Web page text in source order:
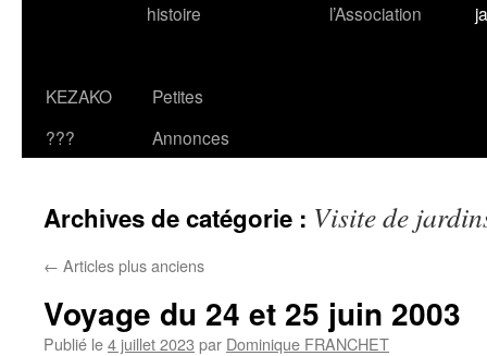
histoire
l’Association
KEZAKO
???
Petites
Annonces
Archives de catégorie : Visite de
← Articles plus anciens
Voyage du 24 et 25 juin 2003
Publié le4 juillet 2023 par Dominique FRANCHET